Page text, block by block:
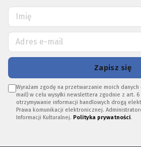
Zapisz się
Wyrażam zgodę na przetwarzanie moich
mail) w celu wysyłki newslettera zgodnie z art. 6
otrzymywanie informacji handlowych drogą
Prawa komunikacji elektronicznej.
Informacji Kulturalnej. Polityka prywatności.